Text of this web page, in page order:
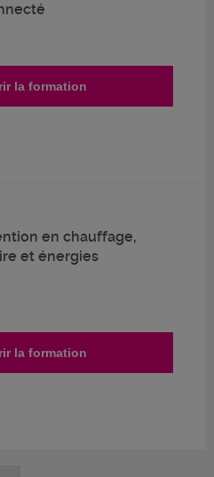
la formation
en chauffage,
et énergies
la formation